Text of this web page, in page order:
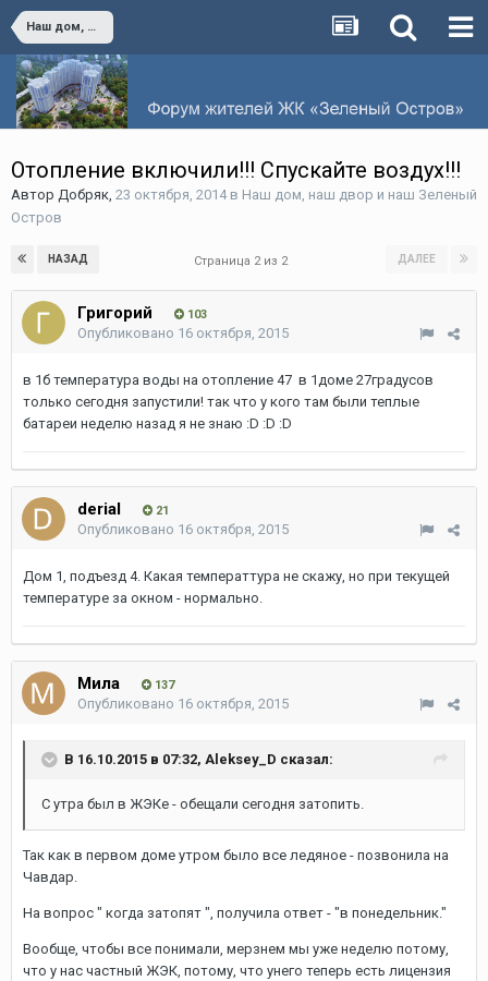
Наш дом, наш двор и наш Зеленый Остров
Отопление включили!!! Спускайте воздух!!!
Автор Добряк, 23 октября, 2014в Наш дом, наш двор и наш Зеленый
Остров
НАЗАД ДАЛЕЕ
Страница 2 из 2
Григорий 103
Опубликовано 16 октября, 2015
в 1б температура воды на отопление 47 в 1доме 27градусов
только сегодня запустили! так что у кого там были теплые
батареи неделю назад я не знаю :D :D :D
derial 21
Опубликовано 16 октября, 2015
Дом 1, подъезд 4. Какая температтура не скажу, но при текущей
температуре за окном - нормально.
Мила 137
Опубликовано 16 октября, 2015
В 16.10.2015 в 07:32, Aleksey_D сказал:
С утра был в ЖЭКе - обещали сегодня затопить.
Так как в первом доме утром было все ледяное - позвонила на
Чавдар.
На вопрос " когда затопят ", получила ответ - "в понедельник."
Вообще, чтобы все понимали, мерзнем мы уже неделю потому,
что у нас частный ЖЭК, потому, что унего теперь есть лицензия